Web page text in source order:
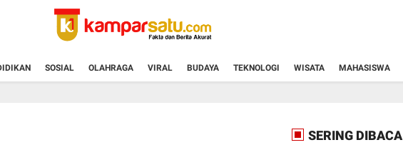
SOSIAL OLAHRAGA VIRAL BUDAYA TEKNOLOGI WISATA MAHASISWA
SERING DIBACA